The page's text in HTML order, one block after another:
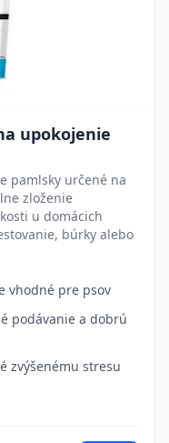
upokojenie
pamlsky určené na
zloženie
u domácich
búrky alebo
vhodné pre psov
podávanie a dobrú
zvýšenému stresu